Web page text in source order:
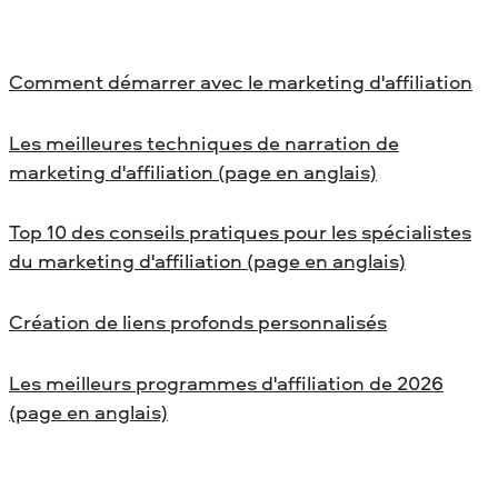
Comment démarrer avec le marketing d'affiliation
Les meilleures techniques de narration de
marketing d'affiliation (page en anglais)
Top 10 des conseils pratiques pour les spécialistes
du marketing d'affiliation (page en anglais)
Création de liens profonds personnalisés
Les meilleurs programmes d'affiliation de 2026
(page en anglais)